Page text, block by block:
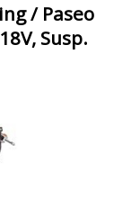
/ Paseo
Susp.